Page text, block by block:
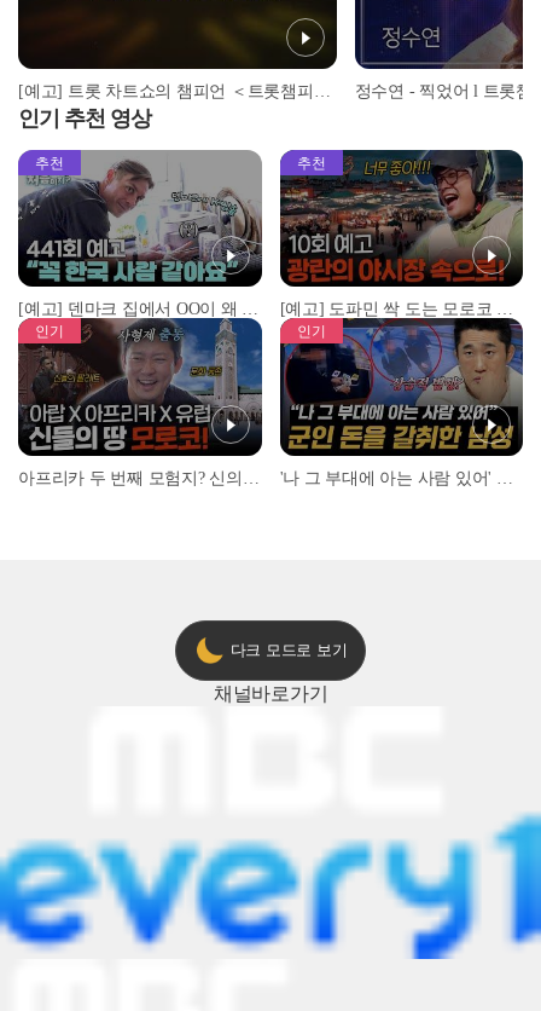
[예고] 트롯 차트쇼의 챔피언 ＜트롯챔피언＞ 71회 라인업 l 9월 25일 (목) 저녁 8시 MBC ON 방송 정수연 - 찍었어 l 트롯챔
인기 추천 영상
추천
[예고] 덴마크 집에서 OO이 왜 나와...? 이상할 정도로 한국을 사랑하는 우리 형을 제보합니다!
추천
[예고] 도파민 싹 도는 모로코 야시장 투어!
인기 인기
다크 모드로 보기
채널바로가기